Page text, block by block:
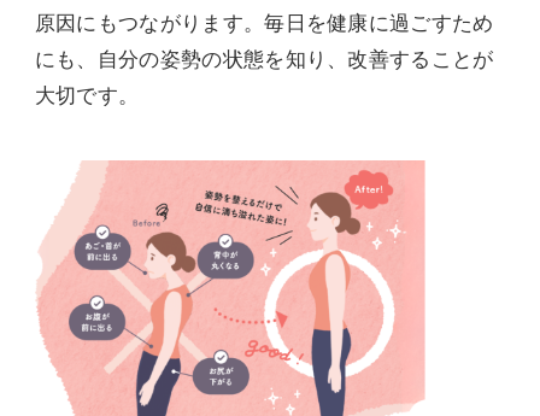
原因にもつながります。毎日を健康に過ごすため
にも、自分の姿勢の状態を知り、改善することが
大切です。